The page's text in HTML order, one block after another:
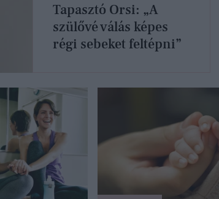
Tapasztó Orsi: „A
szülővé válás képes
régi sebeket feltépni”